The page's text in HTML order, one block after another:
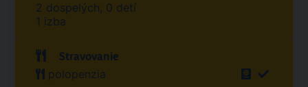
2 dospelých, 0 detí
1 izba
Stravovanie
polopenzia